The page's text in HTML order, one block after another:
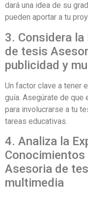
dará una idea de su
pueden aportar a tu
3. Considera
de tesis
publicidad y
Un factor clave a tener
guía. Asegúrate de que
para involucrarse a tu
tareas educativas.
4. Analiza la
Asesoria de
multimedia